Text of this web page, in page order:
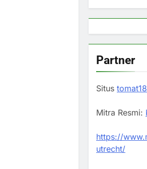
Partner
Situs
Mitra Resmi:
https://
utrecht/